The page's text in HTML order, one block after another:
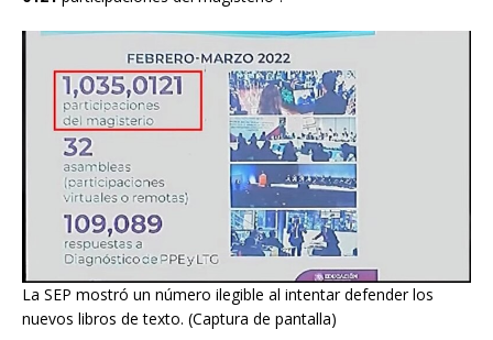
La SEP mostró un número ilegible al intentar defender los
nuevos libros de texto. (Captura de pantalla)